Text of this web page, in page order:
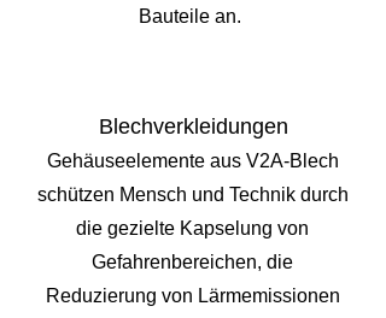
Bauteile an.
Blechverkleidungen
Gehäuseelemente aus V2A-Blech
schützen Mensch und Technik durch
die gezielte Kapselung von
Gefahrenbereichen, die
Reduzierung von Lärmemissionen